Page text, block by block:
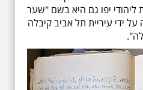
ליהודי יפו גם היא בשם "שער
ידי עיריית תל אביב קיבלה